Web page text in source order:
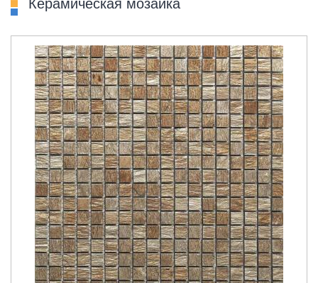
Керамическая мозаика